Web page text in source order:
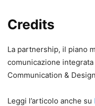
Credits
La partnership, il piano
comunicazione
Communication &
Leggi l’articolo anche su